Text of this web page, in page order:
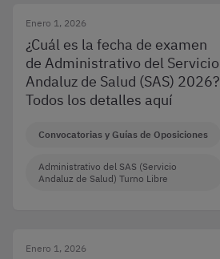
Enero 1, 2026
¿Cuál es la fecha de examen
de Administrativo del Servicio
Andaluz de Salud (SAS) 2026?
Todos los detalles aquí
Convocatorias y Guías de Oposiciones
Administrativo del SAS (Servicio
Andaluz de Salud) Turno Libre
Enero 1, 2026